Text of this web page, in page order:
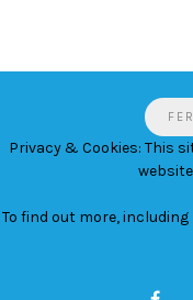
Privacy & Cookies: This
To find out more,